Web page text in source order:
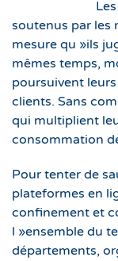
soutenus par les
mesure qu »ils
mêmes temps,
poursuivent
clients. Sans
qui multiplient
consommation
Pour tenter de
plateformes en
confinement et
l »ensemble du
départements,